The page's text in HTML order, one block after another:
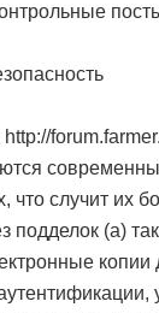
http://
случит их
подделок (а)
копии